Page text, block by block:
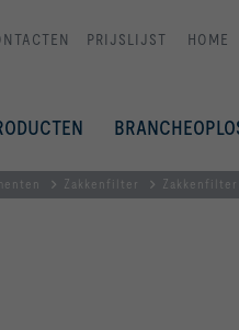
PRIJSLIJST HOME
Zakkenfilter